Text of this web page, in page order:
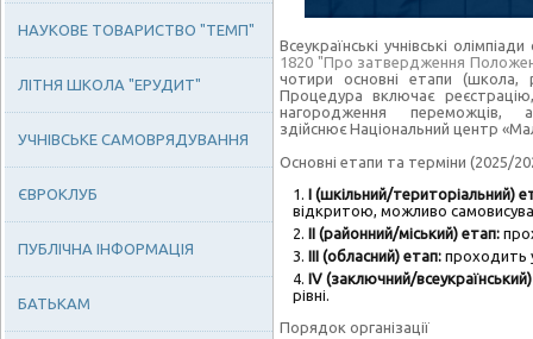
НАУКОВЕ ТОВАРИСТВО "ТЕМП"
ЛІТНЯ ШКОЛА "ЕРУДИТ"
УЧНІВСЬКЕ САМОВРЯДУВАННЯ
ЄВРОКЛУБ
ПУБЛІЧНА ІНФОРМАЦІЯ
БАТЬКАМ
Всеукраїнські учнівські
1820 "Про затвердження
чотири основні етапи (школа,
Процедура включає
нагородження
здійснює Національний центр
Основні етапи та терміни (2025/
І (шкільний/територіальний)
відкритою, можливо
ІІ (районний/міський) етап:
ІІІ (обласний) етап: проходить
IV (заключний/
рівні.
Порядок організації